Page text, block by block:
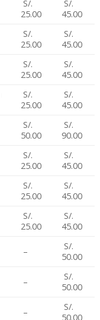
S/.
25.00
S/.
45.00
S/.
25.00
S/.
45.00
S/.
25.00
S/.
45.00
S/.
25.00
S/.
45.00
S/.
50.00
S/.
90.00
S/.
25.00
S/.
45.00
S/.
25.00
S/.
45.00
S/.
25.00
S/.
45.00
–
S/.
50.00
–
S/.
50.00
–
S/.
50.00